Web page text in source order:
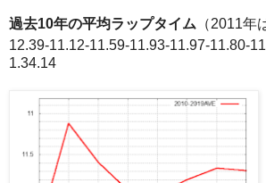
過去10年の平均ラップタイム （2011年
12.39-11.12-11.59-11.93-11.97-11.80-
1.34.14